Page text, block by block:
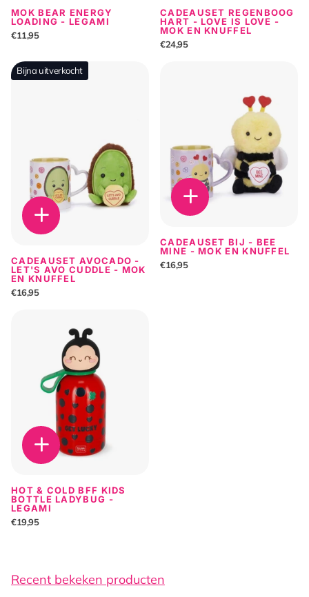
MOK BEAR ENERGY
LOADING - LEGAMI
€11,95
CADEAUSET REGENBOOG
HART - LOVE IS LOVE -
MOK EN KNUFFEL
€24,95
Bijna uitverkocht
CADEAUSET AVOCADO -
LET'S AVO CUDDLE - MOK
EN KNUFFEL
€16,95
CADEAUSET BIJ - BEE
MINE - MOK EN KNUFFEL
€16,95
HOT & COLD BFF KIDS
BOTTLE LADYBUG -
LEGAMI
€19,95
Recent bekeken producten